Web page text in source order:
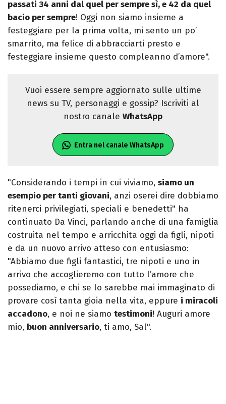
passati 34 anni dal quel per sempre sì, e 42 da quel
bacio per sempre! Oggi non siamo insieme a
festeggiare per la prima volta, mi sento un po’
smarrito, ma felice di abbracciarti presto e
festeggiare insieme questo compleanno d’amore".
Vuoi essere sempre aggiornato sulle ultime
news su TV, personaggi e gossip? Iscriviti al
nostro canale WhatsApp
Entra nel canale WhatsApp
"Considerando i tempi in cui viviamo, siamo un
esempio per tanti giovani, anzi oserei dire dobbiamo
ritenerci privilegiati, speciali e benedetti" ha
continuato Da Vinci, parlando anche di una famiglia
costruita nel tempo e arricchita oggi da figli, nipoti
e da un nuovo arrivo atteso con entusiasmo:
"Abbiamo due figli fantastici, tre nipoti e uno in
arrivo che accoglieremo con tutto l’amore che
possediamo, e chi se lo sarebbe mai immaginato di
provare così tanta gioia nella vita, eppure i miracoli
accadono, e noi ne siamo testimoni! Auguri amore
mio, buon anniversario, ti amo, Sal".